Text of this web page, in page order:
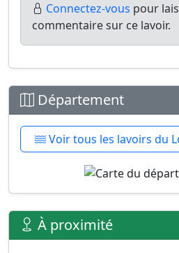
Connectez-vous pour
commentaire sur ce lavoir.
Département
Voir tous les lavoirs du
À proximité